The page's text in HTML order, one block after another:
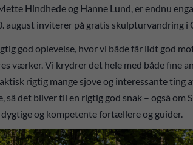
Hindhede og Hanne Lund, er endnu
august inviterer på gratis skulpturvandring i
god oplevelse, hvor vi både får lidt god
værker. Vi krydrer det hele med både fine
rigtig mange sjove og interessante ting
det bliver til en rigtig god snak – også om
og kompetente fortællere og guider.